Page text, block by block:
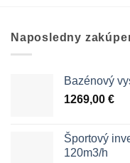
Naposledny
Bazénový
1269,00 €
Športový
120m3/h